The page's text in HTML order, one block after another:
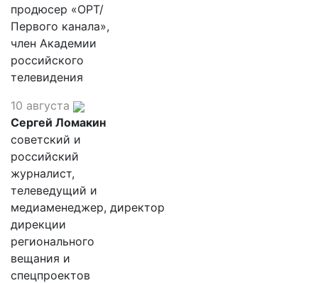
продюсер «ОРТ/
Первого канала»,
член Академии
российского
телевидения
10 августа
Сергей Ломакин
советский и
российский
журналист,
телеведущий и
медиаменеджер, директор
дирекции
регионального
вещания и
спецпроектов